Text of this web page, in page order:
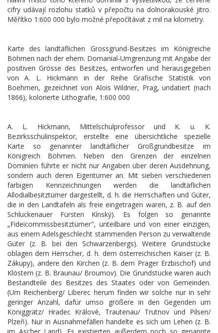
cifry udávají rozlohu statků v přepočtu na dolnorakouské jitro.
Měřítko 1:600 000 bylo možné přepočítávat z mil na kilometry.
Karte des landtäflichen Grossgrund-Besitzes im Königreiche
Böhmen nach der ehem. Domanial-Umgrenzung mit Angabe der
positiven Grösse des Besitzes, entworfen und herausgegeben
von A. L. Hickmann in der Reihe Grafische Statistik von
Boehmen, gezeichnet von Alois Wildner, Prag, undatiert (nach
1866), kolorierte Lithografie, 1:600 000
A. L. Hickmann, Mittelschulprofessor und K. u. K.
Bezirksschulinspektor, erstellte eine übersichtliche spezielle
Karte so genannter landtäflicher Großgrundbesitze im
Königreich Böhmen. Neben den Grenzen der einzelnen
Dominien führte er nicht nur Angaben über deren Ausdehnung,
sondern auch deren Eigentümer an. Mit sieben verschiedenen
farbigen Kennzeichnungen werden die landtäflichen
Allodialbesitztümer dargestellt, d. h. die Herrschaften und Güter,
die in den Landtafeln als freie eingetragen waren, z. B. auf den
Schluckenauer Fürsten Kínský). Es folgen so genannte
„Fideicommissbesitztümer", unteilbare und von einer einzigen,
aus einem Adelsgeschlecht stammenden Person zu verwaltende
Güter (z. B. bei den Schwarzenbergs). Weitere Grundstücke
oblagen dem Herrscher, d. h. dem österreichischen Kaiser (z. B.
Zákupy), andere den Kirchen (z. B. dem Prager Erzbischof) und
Klöstern (z. B. Braunau/ Broumov). Die Grundstücke waren auch
Bestandteile des Besitzes des Staates oder von Gemeinden.
(Um Reichenberg/ Liberec herum finden wir solche nur in sehr
geringer Anzahl, dafür umso größere in den Gegenden um
Königgrätz/ Hradec Králové, Trautenau/ Trutnov und Pilsen/
Plzeň). Nur in Ausnahmefällen handelte es sich um Lehen (z. B.